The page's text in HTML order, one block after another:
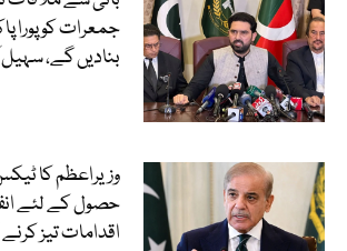
جمعرات کو پورا
بنادیں گے،
وزیراعظم کا
حصول کے لئے
اقدامات تیز